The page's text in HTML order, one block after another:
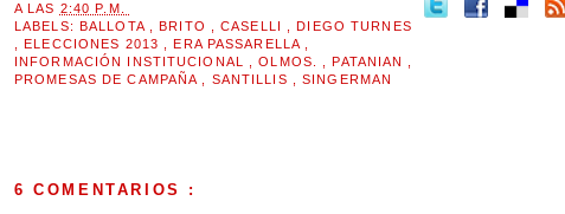
A LAS 2:40 P.M.
LABELS:
BALLOTA BRITO ,CASELLI
DIEGO TURNES
ELECCIONES 2013 ERA PASSARELLA
INFORMACIÓN INSTITUCIONAL
,OLMOS. PATANIAN
PROMESAS DE CAMPAÑA
SANTILLIS ,SINGERMAN
6 COMENTARIOS :